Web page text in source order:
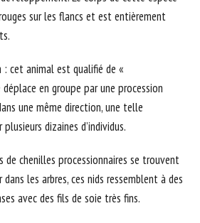
sur les flancs et est entièrement
: cet animal est qualifié de «
en groupe par une procession
une même direction, une telle
dizaines d’individus.
de chenilles processionnaires se trouvent
les arbres, ces nids ressemblent à des
avec des fils de soie très fins.